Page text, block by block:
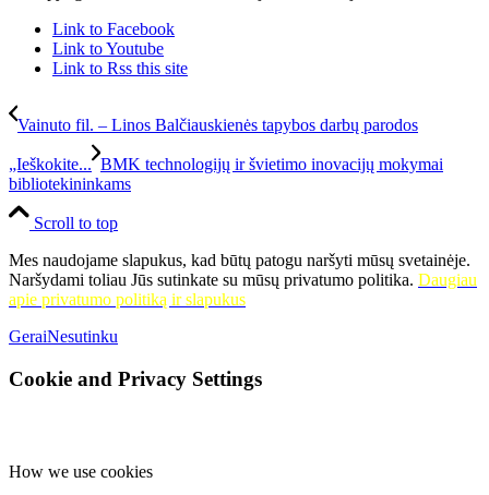
(g. 1967) 55-mečiui;
bendruomeninių vaikų globos namų šeimynų „Gilė“ ir „Šypsena“
auklėtinių kūrybos darbų paroda;
paroda.
***
Parodos VB filialuose
Usėnų fil. –literatūros paroda „Jonas Avyžius (1922–1999) –
liaudies rašytojas“. Skirta rašytojo 100-osioms gimimo metinėms.
Vilkyčių fil.– literatūros ir dokumentų paroda „Žmogus lieka
žmogum“. Skirta rašytojo Jono Avyžiaus (1922–1999) 100-osioms
gimimo metinėms.Žemaičių Naumiesčio fil.
Barakauskienės ir Urtės Varpiotaitės kūrybinių darbų paroda.
Degučių fil.– keliaujanti literatūros paroda „Ieva Simonaitytė –
Klaipėdos krašto dukra“, skirta rašytojos Ievos Simonaitytės
(1897–1978) 125-osioms gimimo metinėms;
(Pašyšiai) fotografijos paroda „Tarp žemės ir dangaus“;
Link to Facebook
Link to Youtube
Link to Rss this site
Vainuto fil. – Linos Balčiauskienės tapybos darbų parodos
„Ieškokite... BMK technologijų ir švietimo inovacijų mokymai
bibliotekininkams
Scroll to top
Mes naudojame slapukus, kad būtų patogu naršyti mūsų svetainėje.
Naršydami toliau Jūs sutinkate su mūsų privatumo politika. Daugiau
apie privatumo politiką ir slapukus
GeraiNesutinku
Cookie and Privacy Settings
How we use cookies